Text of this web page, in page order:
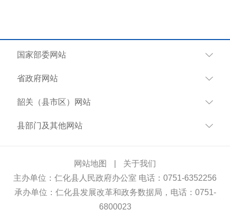
国家部委网站
省政府网站
韶关（县市区）网站
县部门及其他网站
网站地图
关于我们
主办单位：仁化县人民政府办公室 电话：0751-6352256
承办单位：仁化县发展改革和政务数据局，电话：0751-
6800023